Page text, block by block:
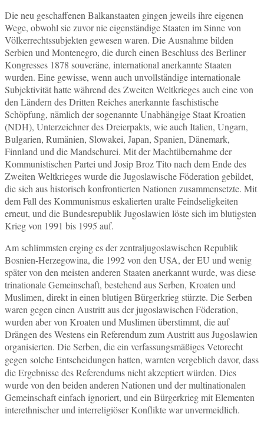
Die neu geschaffenen Balkanstaaten gingen jeweils ihre eigenen
Wege, obwohl sie zuvor nie eigenständige Staaten im Sinne von
Völkerrechtssubjekten gewesen waren. Die Ausnahme bilden
Serbien und Montenegro, die durch einen Beschluss des Berliner
Kongresses 1878 souveräne, international anerkannte Staaten
wurden. Eine gewisse, wenn auch unvollständige internationale
Subjektivität hatte während des Zweiten Weltkrieges auch eine von
den Ländern des Dritten Reiches anerkannte faschistische
Schöpfung, nämlich der sogenannte Unabhängige Staat Kroatien
(NDH), Unterzeichner des Dreierpakts, wie auch Italien, Ungarn,
Bulgarien, Rumänien, Slowakei, Japan, Spanien, Dänemark,
Finnland und die Mandschurei. Mit der Machtübernahme der
Kommunistischen Partei und Josip Broz Tito nach dem Ende des
Zweiten Weltkrieges wurde die Jugoslawische Föderation gebildet,
die sich aus historisch konfrontierten Nationen zusammensetzte. Mit
dem Fall des Kommunismus eskalierten uralte Feindseligkeiten
erneut, und die Bundesrepublik Jugoslawien löste sich im blutigsten
Krieg von 1991 bis 1995 auf.
Am schlimmsten erging es der zentraljugoslawischen Republik
Bosnien-Herzegowina, die 1992 von den USA, der EU und wenig
später von den meisten anderen Staaten anerkannt wurde, was diese
trinationale Gemeinschaft, bestehend aus Serben, Kroaten und
Muslimen, direkt in einen blutigen Bürgerkrieg stürzte. Die Serben
waren gegen einen Austritt aus der jugoslawischen Föderation,
wurden aber von Kroaten und Muslimen überstimmt, die auf
Drängen des Westens ein Referendum zum Austritt aus Jugoslawien
organisierten. Die Serben, die ein verfassungsmäßiges Vetorecht
gegen solche Entscheidungen hatten, warnten vergeblich davor, dass
die Ergebnisse des Referendums nicht akzeptiert würden. Dies
wurde von den beiden anderen Nationen und der multinationalen
Gemeinschaft einfach ignoriert, und ein Bürgerkrieg mit Elementen
interethnischer und interreligiöser Konflikte war unvermeidlich.